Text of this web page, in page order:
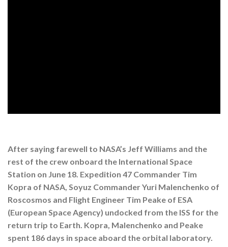
After saying farewell to NASA’s Jeff Williams and the
rest of the crew onboard the International Space
Station on June 18. Expedition 47 Commander Tim
Kopra of NASA, Soyuz Commander Yuri Malenchenko of
Roscosmos and Flight Engineer Tim Peake of ESA
(European Space Agency) undocked from the ISS for the
return trip to Earth. Kopra, Malenchenko and Peake
spent 186 days in space aboard the orbital laboratory.